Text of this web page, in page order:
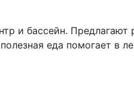
и бассейн.
еда помогает в